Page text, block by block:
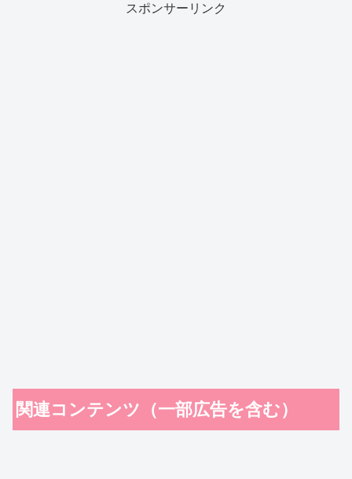
スポンサーリンク
関連コンテンツ（一部広告を含む）